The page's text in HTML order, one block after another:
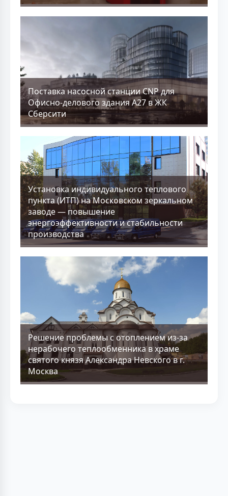
Поставка насосной станции CNP для
Офисно-делового здания А27 в ЖК
Сберсити
Установка индивидуального теплового
пункта (ИТП) на Московском зеркальном
заводе — повышение
энергоэффективности и стабильности
производства
Решение проблемы с отоплением из-за
нерабочего теплообменника в храме
святого князя Александра Невского в г.
Москва